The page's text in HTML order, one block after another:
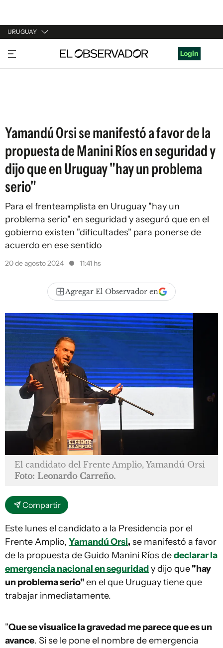
URUGUAY
URUGUAY
ARGENTINA
Login
Yamandú Orsi se manifestó a favor de la
propuesta de Manini Ríos en seguridad y
dijo que en Uruguay "hay un problema
serio"
Para el frenteamplista en Uruguay "hay un
problema serio" en seguridad y aseguró que en el
gobierno existen "dificultades" para ponerse de
acuerdo en ese sentido
20 de agosto 2024 11:41 hs
Agregar El Observador en
El candidato del Frente Amplio, Yamandú Orsi
Foto: Leonardo Carreño.
Compartir
Este lunes el candidato a la Presidencia por el
Frente Amplio, Yamandú Orsi, se manifestó a favor
de la propuesta de Guido Manini Ríos dedeclarar la
emergencia nacional en seguridady dijo que"hay
un problema serio"en el que Uruguay tiene que
trabajar inmediatamente.
"Que se visualice la gravedad me parece que es un
avance. Si se le pone el nombre de emergencia